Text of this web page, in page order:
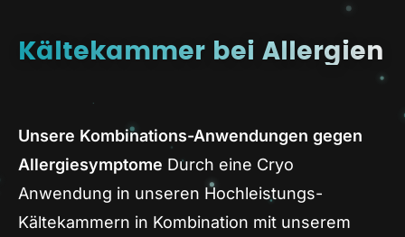
Kältekammer bei Allergien
Unsere Kombinations-Anwendungen gegen
Allergiesymptome Durch eine Cryo
Anwendung in unseren Hochleistungs-
Kältekammern in Kombination mit unserem